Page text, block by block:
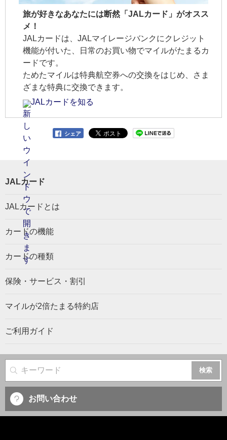
旅が好きなあなたには断然「JALカード」がオスス
メ！
JALカードは、JALマイレージバンクにクレジット
機能が付いた、日常のお買い物でマイルがたまるカ
ードです。
ためたマイルは特典航空券への交換をはじめ、さま
ざまな特典に交換できます。
JALカードを知る
シェア
JALカード
JALカードとは
カードの機能
カードの種類
保険・サービス・割引
マイルが2倍たまる特約店
ご利用ガイド
サイト内検索
お問い合わせ